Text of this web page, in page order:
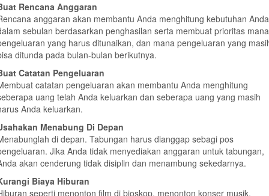
Rencana Anggaran
anggaran akan membantu Anda menghitung kebutuhan Anda
sebulan berdasarkan penghasilan serta membuat prioritas mana
yang harus ditunaikan, dan mana pengeluaran yang
ditunda pada bulan-bulan berikutnya.
Catatan Pengeluaran
catatan pengeluaran akan membantu Anda menghitung
uang telah Anda keluarkan dan seberapa uang yang masih
Anda keluarkan.
Menabung Di Depan
di depan. Tabungan harus dianggap sebagi pos
Jika Anda tidak menyediakan anggaran untuk tabungan,
akan cenderung tidak disiplin dan menambung sekedarnya.
Biaya Hiburan
seperti menonton film di bioskop, menonton konser musik,